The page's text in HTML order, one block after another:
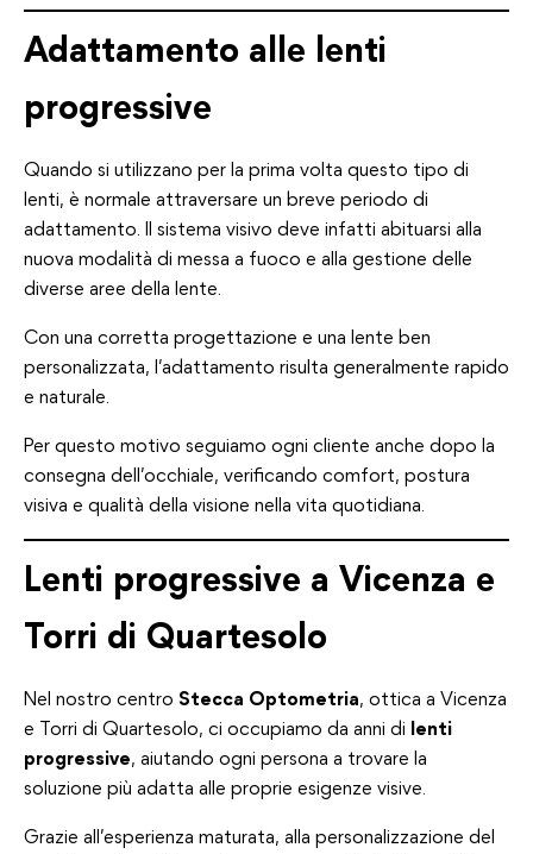
Adattamento alle lenti
progressive
Quando si utilizzano per la prima volta questo tipo di
lenti, è normale attraversare un breve periodo di
adattamento. Il sistema visivo deve infatti abituarsi alla
nuova modalità di messa a fuoco e alla gestione delle
diverse aree della lente.
Con una corretta progettazione e una lente ben
personalizzata, l’adattamento risulta generalmente rapido
e naturale.
Per questo motivo seguiamo ogni cliente anche dopo la
consegna dell’occhiale, verificando comfort, postura
visiva e qualità della visione nella vita quotidiana.
Lenti progressive a Vicenza e
Torri di Quartesolo
Nel nostro centro Stecca Optometria, ottica a Vicenza
e Torri di Quartesolo, ci occupiamo da anni di lenti
progressive, aiutando ogni persona a trovare la
soluzione più adatta alle proprie esigenze visive.
Grazie all’esperienza maturata, alla personalizzazione del